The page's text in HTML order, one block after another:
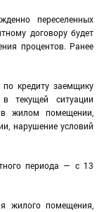
переселенных
договору будет
процентов. Ранее
кредиту заемщику
текущей ситуации
жилом помещении,
нарушение условий
периода — с 13
жилого помещения,